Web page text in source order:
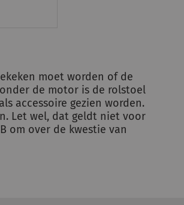
moet worden of de
de motor is de rolstoel
accessoire gezien worden.
Let wel, dat geldt niet voor
om over de kwestie van